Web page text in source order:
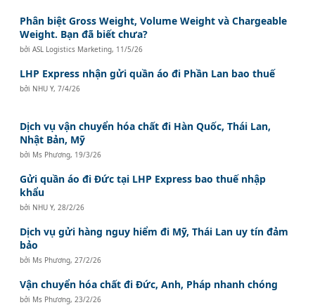
Phân biệt Gross Weight, Volume Weight và Chargeable
Weight. Bạn đã biết chưa?
bởiASL Logistics Marketing, 11/5/26
LHP Express nhận gửi quần áo đi Phần Lan bao thuế
bởi NHU Y,7/4/26
Dịch vụ vận chuyển hóa chất đi Hàn Quốc, Thái Lan,
Nhật Bản, Mỹ
bởi Ms Phương, 19/3/26
Gửi quần áo đi Đức tại LHP Express bao thuế nhập
khẩu
bởi NHU Y, 28/2/26
Dịch vụ gửi hàng nguy hiểm đi Mỹ, Thái Lan uy tín đảm
bảo
bởi Ms Phương, 27/2/26
Vận chuyển hóa chất đi Đức, Anh, Pháp nhanh chóng
bởi Ms Phương, 23/2/26